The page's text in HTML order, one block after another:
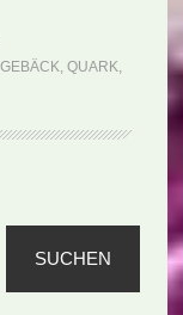
, QUARK,
SUCHEN